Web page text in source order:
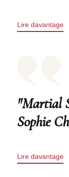
Lire davantage
"Martial
Sophie
Lire davantage